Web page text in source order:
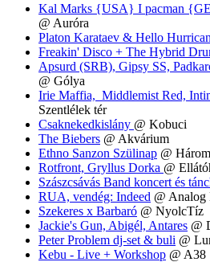
Kal Marks {USA} I pacman
@ Auróra
Platon Karataev & Hello
Freakin' Disco + The Hybrid
Apsurd (SRB), Gipsy SS,
@ Gólya
Irie Maffia, Middlemist Red,
Szentlélek tér
Csaknekedkislány @ Kobuci
The Biebers @ Akvárium
Ethno Sanzon Szülinap @
Rotfront, Gryllus Dorka @
Szászcsávás Band koncert és
RUA, vendég: Indeed @ Analog
Szekeres x Barbaró @ NyolcTíz
Jackie's Gun, Abigél, Antares @
Peter Problem dj-set & buli @
Kebu - Live + Workshop @ A38